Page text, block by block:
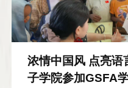
浓情中国风 点亮
子学院参加GSFA